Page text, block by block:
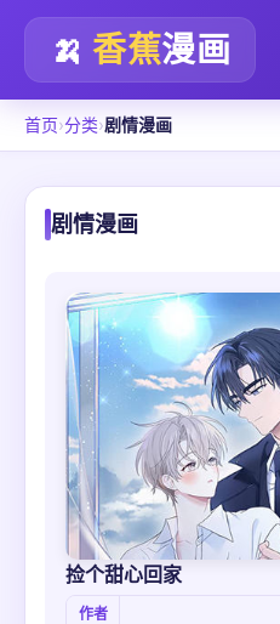
🍌 香蕉漫画
首页›分类›剧情漫画
剧情漫画
捡个甜心回家
作者